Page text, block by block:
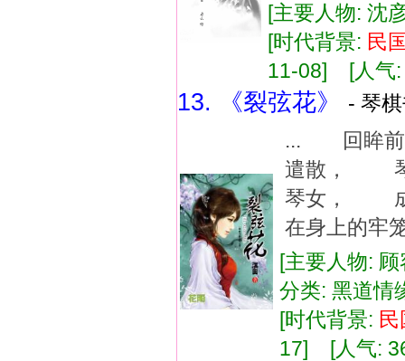
[主要人物:
[时代背景: 民
11-08] [人
13. 《裂弦花》
- 琴
... 回眸前
遣散， 琴
琴女， 成
在身上的
[主要人物:
分类: 黑道
[时代背景: 民
17] [人气: